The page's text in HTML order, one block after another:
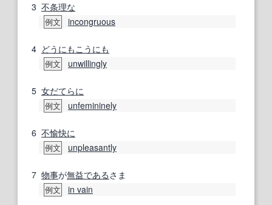
3 不条理な
例文 incongruous
4 どうにもこうにも
例文 unwillingly
5 女だてらに
例文 unfemininely
6 不愉快に
例文 unpleasantly
7 物事が無益であるさま
例文 in vain